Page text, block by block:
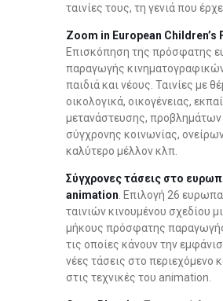
ταινίες τους, τη γενιά που
Zoom in European Children’s
Επισκόπηση της πρόσφατης
παραγωγής κινηματογραφικών
παιδιά και νέους. Ταινίες με
οικολογικά, οικογένειας,
μετανάστευσης, προβλημάτων
σύγχρονης κοινωνίας,
καλύτερο μέλλον κλπ.
Σύγχρονες τάσεις στο
animation . Επιλογή 26
ταινιών κινουμένου σχεδίου
μήκους πρόσφατης
τις οποίες κάνουν την
νέες τάσεις στο περιεχόμενο
στις τεχνικές του animation.